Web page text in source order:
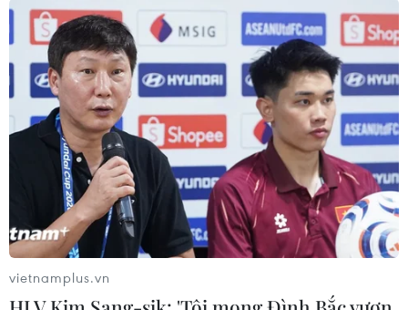
Tới nay, các quốc gia G20 đã đóng góp hơn 21 tỷ
USD cho cuộc chiến chống lại đại dịch COVID-19
trên toàn cầu, đồng thời đã "bơm" 11.000 tỷ USD
để bảo vệ nền kinh tế thế giới trước "sự tấn
công" của dịch bệnh nói trên./.
(TTXVN/Vietnam+)
vietnamplus.vn